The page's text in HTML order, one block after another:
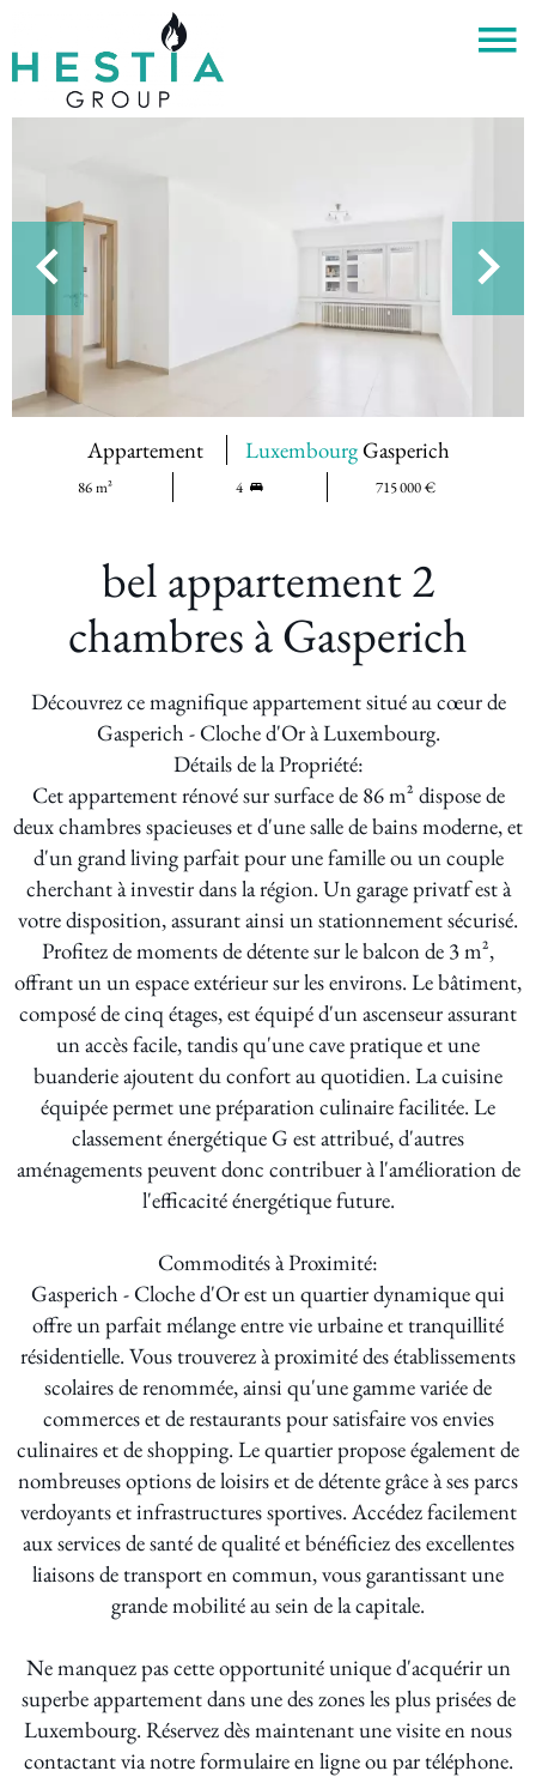
Appartement LuxembourgGasperich
86 m² 4 715 000 €
bel appartement 2
chambres à Gasperich
Découvrez ce magnifique appartement situé au cœur de
Gasperich - Cloche d'Or à Luxembourg.
Détails de la Propriété:
Cet appartement rénové sur surface de 86 m² dispose de
deux chambres spacieuses et d'une salle de bains moderne, et
d'un grand living parfait pour une famille ou un couple
cherchant à investir dans la région. Un garage privatf est à
votre disposition, assurant ainsi un stationnement sécurisé.
Profitez de moments de détente sur le balcon de 3 m²,
offrant un un espace extérieur sur les environs. Le bâtiment,
composé de cinq étages, est équipé d'un ascenseur assurant
un accès facile, tandis qu'une cave pratique et une
buanderie ajoutent du confort au quotidien. La cuisine
équipée permet une préparation culinaire facilitée. Le
classement énergétique G est attribué, d'autres
aménagements peuvent donc contribuer à l'amélioration de
l'efficacité énergétique future.
Commodités à Proximité:
Gasperich - Cloche d'Or est un quartier dynamique qui
offre un parfait mélange entre vie urbaine et tranquillité
résidentielle. Vous trouverez à proximité des établissements
scolaires de renommée, ainsi qu'une gamme variée de
commerces et de restaurants pour satisfaire vos envies
culinaires et de shopping. Le quartier propose également de
nombreuses options de loisirs et de détente grâce à ses parcs
verdoyants et infrastructures sportives. Accédez facilement
aux services de santé de qualité et bénéficiez des excellentes
liaisons de transport en commun, vous garantissant une
grande mobilité au sein de la capitale.
Ne manquez pas cette opportunité unique d'acquérir un
superbe appartement dans une des zones les plus prisées de
Luxembourg. Réservez dès maintenant une visite en nous
contactant via notre formulaire en ligne ou par téléphone.